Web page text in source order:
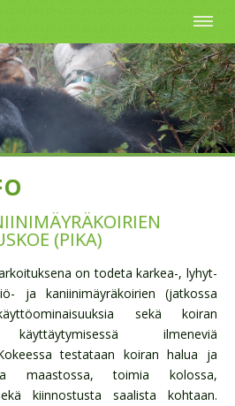
(PIKA)
on todeta karkea-, lyhyt-
ja kaniinimäyräkoirien (jatkossa
sekä koiran
ilmeneviä
testataan koiran halua ja
maastossa, toimia kolossa,
kiinnostusta saalista kohtaan.